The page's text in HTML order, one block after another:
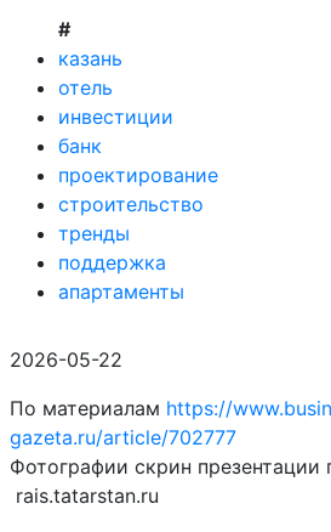
#
казань
отель
инвестиции
банк
проектирование
строительство
тренды
поддержка
апартаменты
2026-05-22
По материалам https://
gazeta.ru/article/702777
Фотографии скрин презентации
rais.tatarstan.ru